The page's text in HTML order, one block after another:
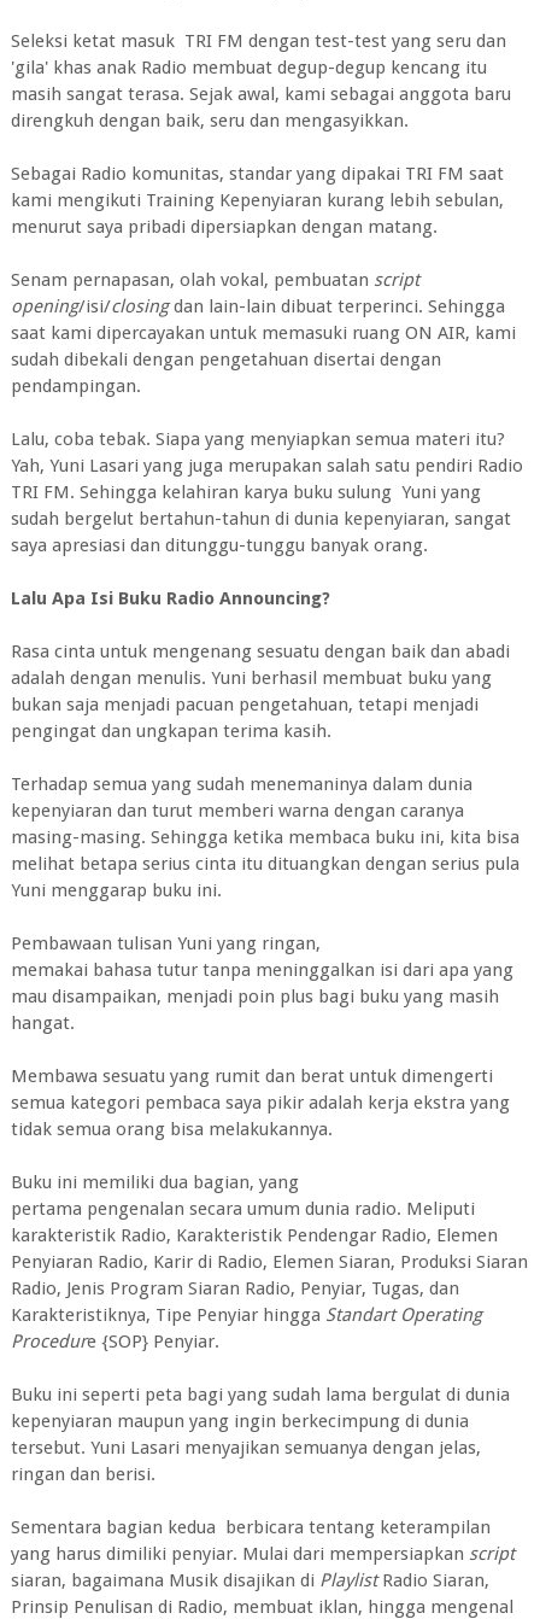
Seleksi ketat masuk TRI FM dengan test-test yang seru dan
'gila' khas anak Radio membuat degup-degup kencang itu
masih sangat terasa. Sejak awal, kami sebagai anggota baru
direngkuh dengan baik, seru dan mengasyikkan.
Sebagai Radio komunitas, standar yang dipakai TRI FM saat
kami mengikuti Training Kepenyiaran kurang lebih sebulan,
menurut saya pribadi dipersiapkan dengan matang.
Senam pernapasan, olah vokal, pembuatan script
opening/isi/closingdan lain-lain dibuat terperinci. Sehingga
saat kami dipercayakan untuk memasuki ruang ON AIR, kami
sudah dibekali dengan pengetahuan disertai dengan
pendampingan.
Lalu, coba tebak. Siapa yang menyiapkan semua materi itu?
Yah, Yuni Lasari yang juga merupakan salah satu pendiri Radio
TRI FM. Sehingga kelahiran karya buku sulung Yuni yang
sudah bergelut bertahun-tahun di dunia kepenyiaran, sangat
saya apresiasi dan ditunggu-tunggu banyak orang.
Lalu Apa Isi Buku Radio Announcing?
Rasa cinta untuk mengenang sesuatu dengan baik dan abadi
adalah dengan menulis. Yuni berhasil membuat buku yang
bukan saja menjadi pacuan pengetahuan, tetapi menjadi
pengingat dan ungkapan terima kasih.
Terhadap semua yang sudah menemaninya dalam dunia
kepenyiaran dan turut memberi warna dengan caranya
masing-masing. Sehingga ketika membaca buku ini, kita bisa
melihat betapa serius cinta itu dituangkan dengan serius pula
Yuni menggarap buku ini.
Pembawaan tulisan Yuni yang ringan,
memakai bahasa tutur tanpa meninggalkan isi dari apa yang
mau disampaikan, menjadi poin plus bagi buku yang masih
hangat.
Membawa sesuatu yang rumit dan berat untuk dimengerti
semua kategori pembaca saya pikir adalah kerja ekstra yang
tidak semua orang bisa melakukannya.
Buku ini memiliki dua bagian, yang
pertama pengenalan secara umum dunia radio. Meliputi
karakteristik Radio, Karakteristik Pendengar Radio, Elemen
Penyiaran Radio, Karir di Radio, Elemen Siaran, Produksi Siaran
Radio, Jenis Program Siaran Radio, Penyiar, Tugas, dan
Karakteristiknya, Tipe Penyiar hingga Standart Operating
Procedure {SOP} Penyiar.
Buku ini seperti peta bagi yang sudah lama bergulat di dunia
kepenyiaran maupun yang ingin berkecimpung di dunia
tersebut. Yuni Lasari menyajikan semuanya dengan jelas,
ringan dan berisi.
Sementara bagian kedua berbicara tentang keterampilan
yang harus dimiliki penyiar. Mulai dari mempersiapkan script
siaran, bagaimana Musik disajikan di PlaylistRadio Siaran,
Prinsip Penulisan di Radio, membuat iklan, hingga mengenal